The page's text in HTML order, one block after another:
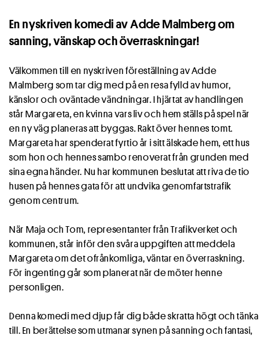
En nyskriven komedi av Adde Malmberg om
sanning, vänskap och överraskningar!
Välkommen till en nyskriven föreställning av Adde
Malmberg som tar dig med på en resa fylld av humor,
känslor och oväntade vändningar. I hjärtat av handlingen
står Margareta, en kvinna vars liv och hem ställs på spel när
en ny väg planeras att byggas. Rakt över hennes tomt.
Margareta har spenderat fyrtio år i sitt älskade hem, ett hus
som hon och hennes sambo renoverat från grunden med
sina egna händer. Nu har kommunen beslutat att riva de tio
husen på hennes gata för att undvika genomfartstrafik
genom centrum.
När Maja och Tom, representanter från Trafikverket och
kommunen, står inför den svåra uppgiften att meddela
Margareta om det ofrånkomliga, väntar en överraskning.
För ingenting går som planerat när de möter henne
personligen.
Denna komedi med djup får dig både skratta högt och tänka
till. En berättelse som utmanar synen på sanning och fantasi,